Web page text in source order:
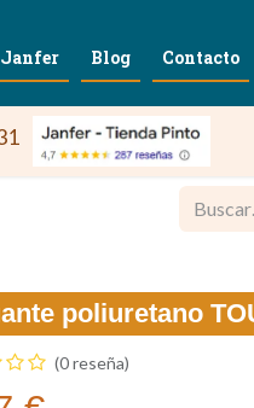
Blog Contacto
poliuretano
(0 reseña)